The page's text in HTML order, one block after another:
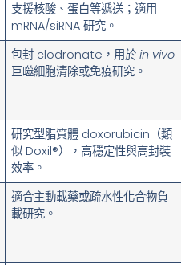
支援核酸、蛋白等遞送；適用
mRNA/siRNA 研究。
包封 clodronate，用於in vivo
巨噬細胞清除或免疫研究。
研究型脂質體 doxorubicin（類
似 Doxil®），高穩定性與高封裝
效率。
適合主動載藥或疏水性化合物負
載研究。